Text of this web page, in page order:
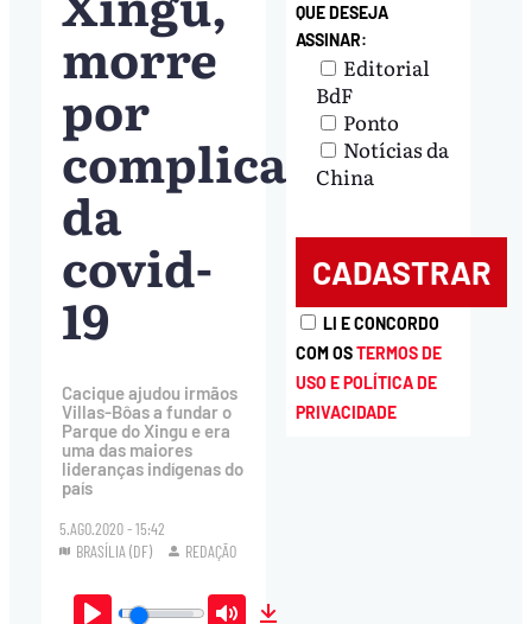
morre
por
complicações
da
covid-
19
Cacique ajudou irmãos
Villas-Bôas a fundar o
Parque do Xingu e era
uma das maiores
lideranças indígenas do
país
5.AGO.2020 - 15:42
BRASÍLIA (DF)
REDAÇÃO
QUE DESEJA
ASSINAR:
Editorial
BdF
Ponto
Notícias da
China
LI E CONCORDO
COM OSTERMOS DE
USO E POLÍTICA DE
PRIVACIDADE